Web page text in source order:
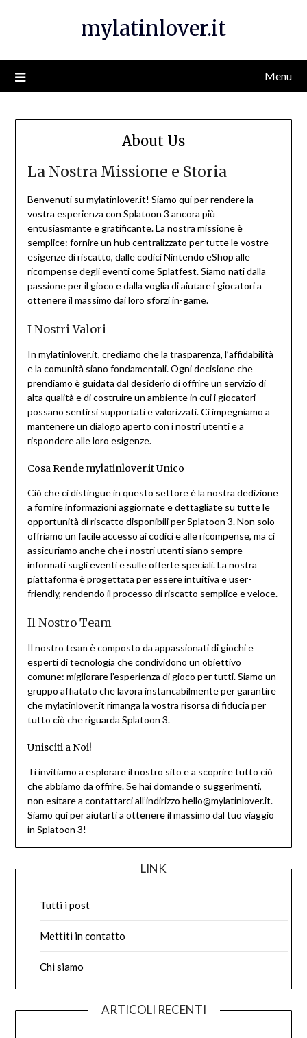
mylatinlover.it
Menu
About Us
La Nostra Missione e Storia
Benvenuti su mylatinlover.it! Siamo qui per rendere la
vostra esperienza con Splatoon 3 ancora più
entusiasmante e gratificante. La nostra missione è
semplice: fornire un hub centralizzato per tutte le vostre
esigenze di riscatto, dalle codici Nintendo eShop alle
ricompense degli eventi come Splatfest. Siamo nati dalla
passione per il gioco e dalla voglia di aiutare i giocatori a
ottenere il massimo dai loro sforzi in-game.
I Nostri Valori
In mylatinlover.it, crediamo che la trasparenza, l’affidabilità
e la comunità siano fondamentali. Ogni decisione che
prendiamo è guidata dal desiderio di offrire un servizio di
alta qualità e di costruire un ambiente in cui i giocatori
possano sentirsi supportati e valorizzati. Ci impegniamo a
mantenere un dialogo aperto con i nostri utenti e a
rispondere alle loro esigenze.
Cosa Rende mylatinlover.it Unico
Ciò che ci distingue in questo settore è la nostra dedizione
a fornire informazioni aggiornate e dettagliate su tutte le
opportunità di riscatto disponibili per Splatoon 3. Non solo
offriamo un facile accesso ai codici e alle ricompense, ma ci
assicuriamo anche che i nostri utenti siano sempre
informati sugli eventi e sulle offerte speciali. La nostra
piattaforma è progettata per essere intuitiva e user-
friendly, rendendo il processo di riscatto semplice e veloce.
Il Nostro Team
Il nostro team è composto da appassionati di giochi e
esperti di tecnologia che condividono un obiettivo
comune: migliorare l’esperienza di gioco per tutti. Siamo un
gruppo affiatato che lavora instancabilmente per garantire
che mylatinlover.it rimanga la vostra risorsa di fiducia per
tutto ciò che riguarda Splatoon 3.
Unisciti a Noi!
Ti invitiamo a esplorare il nostro sito e a scoprire tutto ciò
che abbiamo da offrire. Se hai domande o suggerimenti,
non esitare a contattarci all’indirizzo hello@mylatinlover.it.
Siamo qui per aiutarti a ottenere il massimo dal tuo viaggio
in Splatoon 3!
LINK
Tutti i post
Mettiti in contatto
Chi siamo
ARTICOLI RECENTI